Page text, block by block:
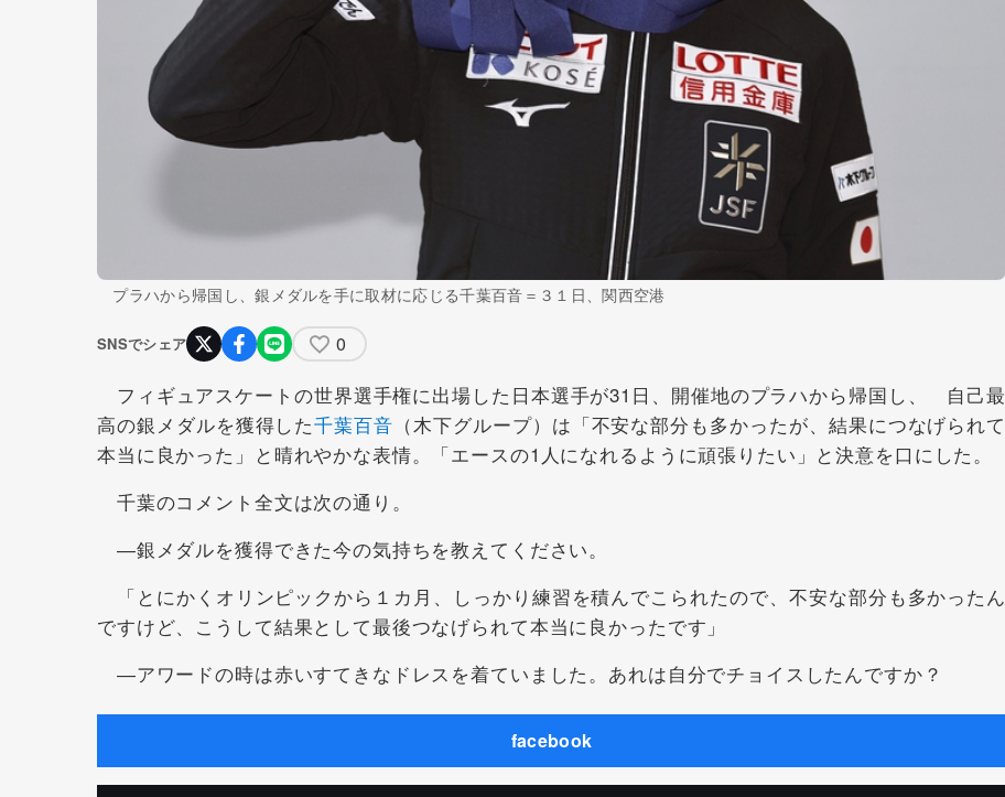
プラハから帰国し、銀メダルを手に取材に応じる千葉百音＝３１日、関西空港
SNSでシェア 0
フィギュアスケートの世界選手権に出場した日本選手が31日、開催地のプラハから帰国し、 自己最
高の銀メダルを獲得した千葉百音 （木下グループ）は「不安な部分も多かったが、結果につなげられて
本当に良かった」と晴れやかな表情。「エースの1人になれるように頑張りたい」と決意を口にした。
千葉のコメント全文は次の通り。
―銀メダルを獲得できた今の気持ちを教えてください。
「とにかくオリンピックから１カ月、しっかり練習を積んでこられたので、不安な部分も多かったん
ですけど、こうして結果として最後つなげられて本当に良かったです」
―アワードの時は赤いすてきなドレスを着ていました。あれは自分でチョイスしたんですか？
facebook